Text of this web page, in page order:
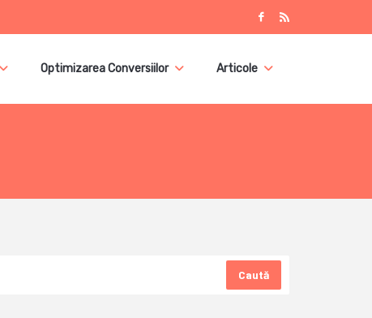
Optimizarea Conversiilor Articole
Caută